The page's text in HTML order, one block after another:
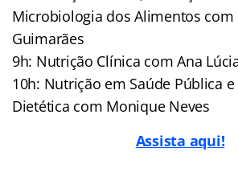
Microbiologia dos Alimentos com
Guimarães
9h: Nutrição Clínica com Ana
10h: Nutrição em Saúde Pública e
Dietética com Monique Neves
Assista aqui!